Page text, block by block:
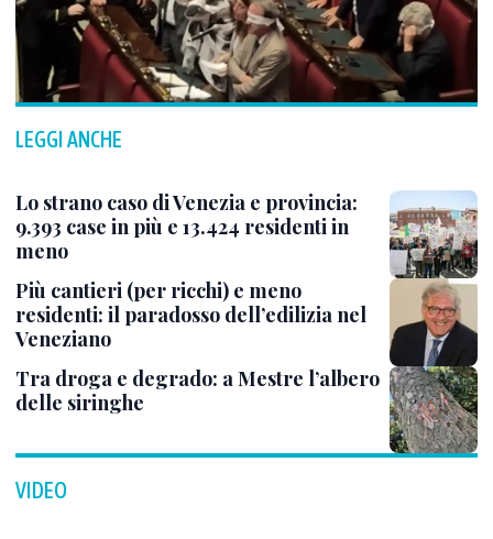
LEGGI ANCHE
Lo strano caso di Venezia e provincia:
9.393 case in più e 13.424 residenti in
meno
Più cantieri (per ricchi) e meno
residenti: il paradosso dell’edilizia nel
Veneziano
Tra droga e degrado: a Mestre l’albero
delle siringhe
VIDEO